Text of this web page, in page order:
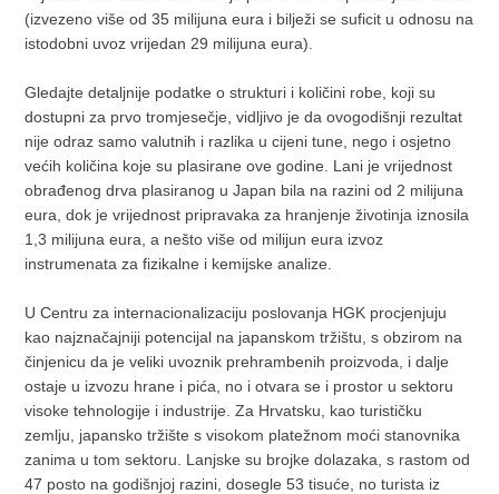
(izvezeno više od 35 milijuna eura i bilježi se suficit u odnosu na
istodobni uvoz vrijedan 29 milijuna eura).
Gledajte detaljnije podatke o strukturi i količini robe, koji su
dostupni za prvo tromjesečje, vidljivo je da ovogodišnji rezultat
nije odraz samo valutnih i razlika u cijeni tune, nego i osjetno
većih količina koje su plasirane ove godine. Lani je vrijednost
obrađenog drva plasiranog u Japan bila na razini od 2 milijuna
eura, dok je vrijednost pripravaka za hranjenje životinja iznosila
1,3 milijuna eura, a nešto više od milijun eura izvoz
instrumenata za fizikalne i kemijske analize.
U Centru za internacionalizaciju poslovanja HGK procjenjuju
kao najznačajniji potencijal na japanskom tržištu, s obzirom na
činjenicu da je veliki uvoznik prehrambenih proizvoda, i dalje
ostaje u izvozu hrane i pića, no i otvara se i prostor u sektoru
visoke tehnologije i industrije. Za Hrvatsku, kao turističku
zemlju, japansko tržište s visokom platežnom moći stanovnika
zanima u tom sektoru. Lanjske su brojke dolazaka, s rastom od
47 posto na godišnjoj razini, dosegle 53 tisuće, no turista iz